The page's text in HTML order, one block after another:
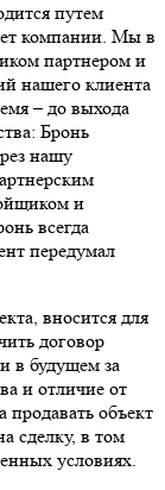
путем
компании. Мы в
партнером и
нашего клиента
– до выхода
Бронь
нашу
и
всегда
передумал
вносится для
договор
в будущем за
и отличие от
продавать объект
сделку, в том
условиях.